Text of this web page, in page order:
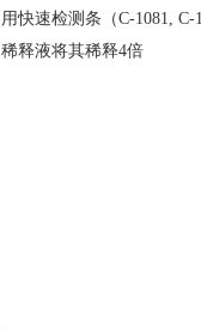
速检测条（C-1081, C-
释液将其稀释4倍